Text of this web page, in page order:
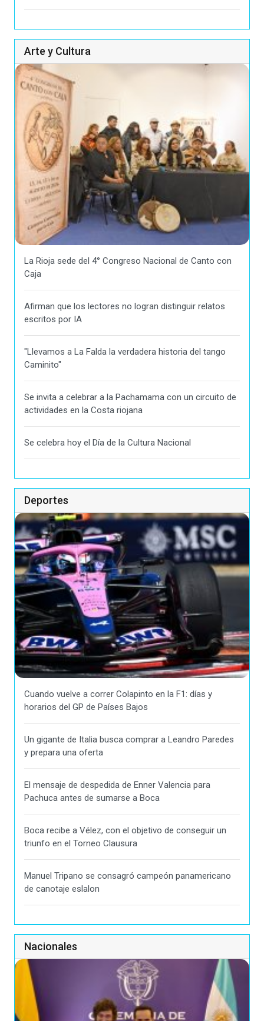
Arte y Cultura
La Rioja sede del 4° Congreso Nacional de Canto con
Caja
Afirman que los lectores no logran distinguir relatos
escritos por IA
"Llevamos a La Falda la verdadera historia del tango
Caminito"
Se invita a celebrar a la Pachamama con un circuito de
actividades en la Costa riojana
Se celebra hoy el Día de la Cultura Nacional
Deportes
Cuando vuelve a correr Colapinto en la F1: días y
horarios del GP de Países Bajos
Un gigante de Italia busca comprar a Leandro Paredes
y prepara una oferta
El mensaje de despedida de Enner Valencia para
Pachuca antes de sumarse a Boca
Boca recibe a Vélez, con el objetivo de conseguir un
triunfo en el Torneo Clausura
Manuel Tripano se consagró campeón panamericano
de canotaje eslalon
Nacionales